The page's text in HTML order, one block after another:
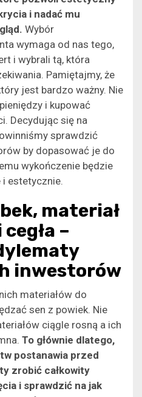
i nadać mu
Wybór
wymaga od nas tego,
i wybrali tą, która
Pamiętajmy, że
jest bardzo ważny. Nie
i kupować
Decydując się na
sprawdzić
by dopasować je do
wykończenie będzie
estetycznie.
materiał
–
inwestorów
materiałów do
sen z powiek. Nie
ciągle rosną a ich
To głównie dlatego,
postanawia przed
zrobić całkowity
i sprawdzić na jak